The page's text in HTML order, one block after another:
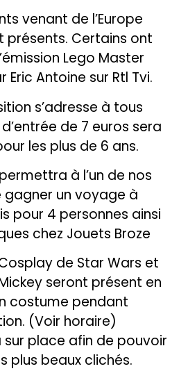
venant de l’Europe
présents. Certains ont
Lego Master
Antoine sur Rtl Tvi.
s’adresse à tous
de 7 euros sera
les plus de 6 ans.
à l’un de nos
gagner un voyage à
pour 4 personnes ainsi
chez Jouets Broze
de Star Wars et
seront présent en
costume pendant
(Voir horaire)
sur place afin de pouvoir
plus beaux clichés.